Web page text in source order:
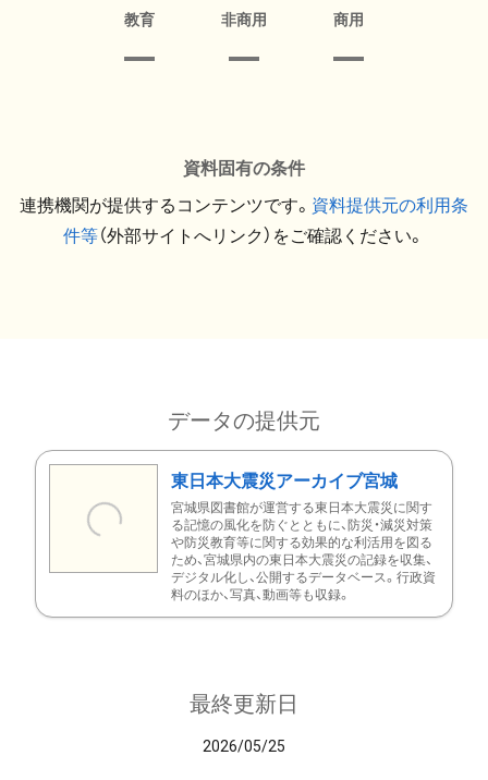
教育 非商用 商用
資料固有の条件
連携機関が提供するコンテンツです。 資料提供元の利用条
件等（外部サイトへリンク）をご確認ください。
データの提供元
東日本大震災アーカイブ宮城
宮城県図書館が運営する東日本大震災に関す
る記憶の風化を防ぐとともに、防災・減災対策
や防災教育等に関する効果的な利活用を図る
ため、宮城県内の東日本大震災の記録を収集、
デジタル化し、公開するデータベース。行政資
料のほか、写真、動画等も収録。
最終更新日
2026/05/25